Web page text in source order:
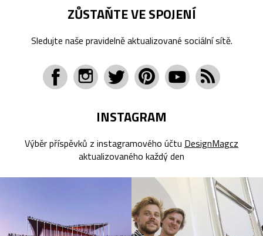
ZŮSTAŇTE VE SPOJENÍ
Sledujte naše pravidelně aktualizované sociální sítě.
INSTAGRAM
Výběr příspěvků z instagramového účtu DesignMagcz
aktualizovaného každý den